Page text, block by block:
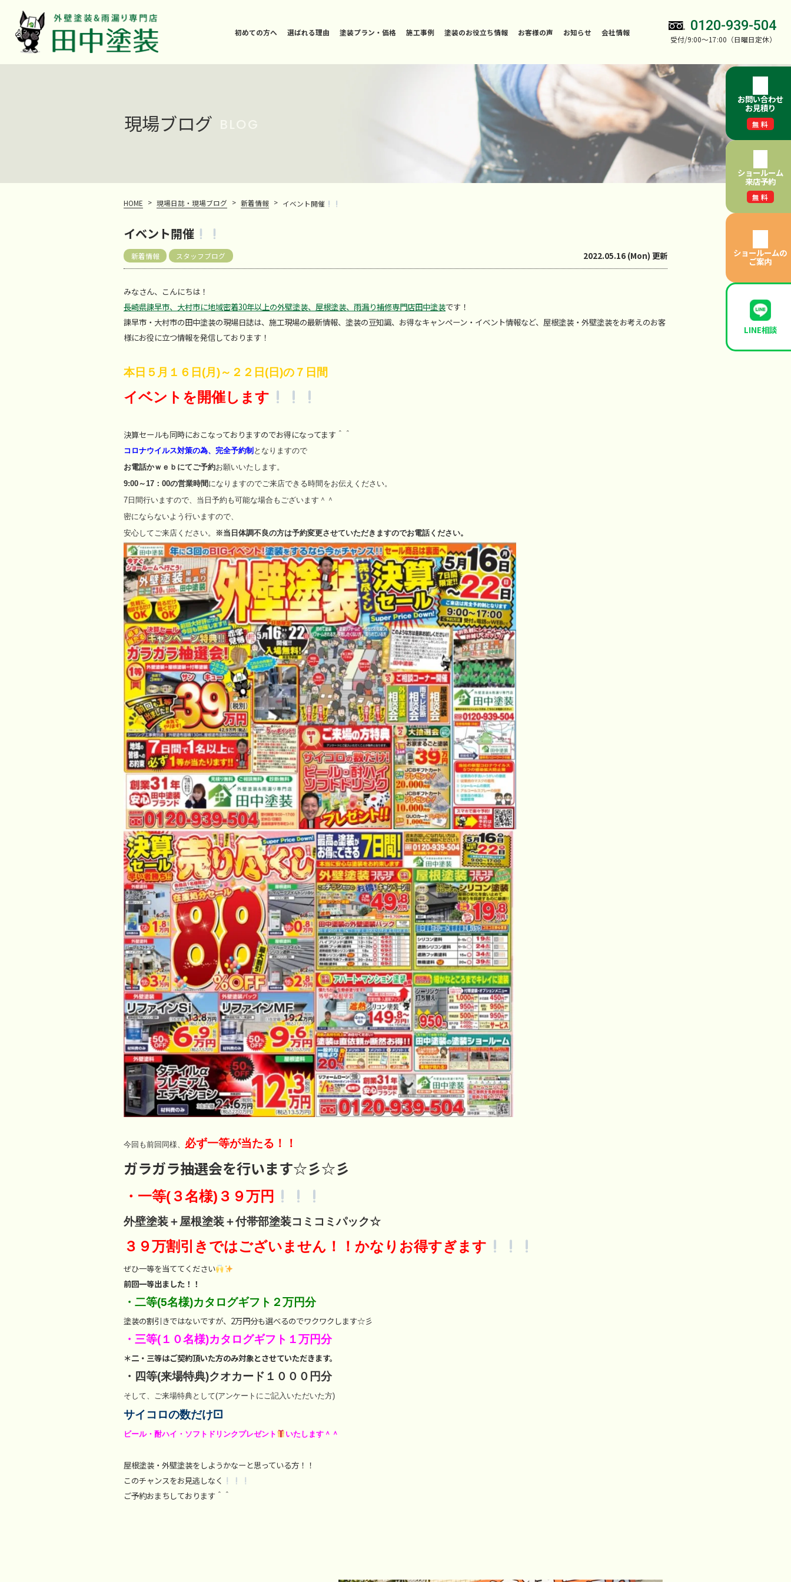
初めての方へ 選ばれる理由 塗装プラン・価格 施工事例 塗装のお役立ち情報 お客様の声 お知らせ 会社情報 0120-939-504
受付/9:00～17:00（日曜日定休）
現場ブログ
HOME > 現場日誌・現場ブログ > 新着情報 > イベント開催
イベント開催
新着情報 スタッフブログ 2022.05.16 (Mon) 更新
みなさん、こんにちは！
長崎県諫早市、大村市に地域密着30年以上の外壁塗装、屋根塗装、雨漏り補修専門店田中塗装です！
諫早市・大村市の田中塗装の現場日誌は、施工現場の最新情報、塗装の豆知識、お得なキャンペーン・イベント情報など、屋根塗装・外壁塗装をお考えのお客
様にお役に立つ情報を発信しております！
本日５月１６日(月)～２２日(日)の７日間
イベントを開催します
決算セールも同時におこなっておりますのでお得になってます＾＾
コロナウイルス対策の為、完全予約制 となりますので
お電話かｗｅｂにてご予約お願いいたします。
9:00～17：00の営業時間 になりますのでご来店できる時間をお伝えください。
7日間行いますので、当日予約も可能な場合もございます＾＾
密にならないよう行いますので、
安心してご来店ください。
※当日体調不良の方は予約変更させていただきますのでお電話ください。
今回も前回同様、 必ず一等が当たる！！
ガラガラ抽選会を行います☆彡☆彡
・一等(３名様)３９万円
外壁塗装＋屋根塗装＋付帯部塗装コミコミパック☆
３９万割引きではございません！！かなりお得すぎます
ぜひ一等を当ててください
前回一等出ました！！
・二等(5名様)カタログギフト２万円分
塗装の割引きではないですが、2万円分も選べるのでワクワクします☆彡
・三等(１０名様)カタログギフト１万円分
＊二・三等はご契約頂いた方のみ対象とさせていただきます。
・四等(来場特典)クオカード１０００円分
そして、ご来場特典として(アンケートにご記入いただいた方)
サイコロの数だけ⚀
ビール・酎ハイ・ソフトドリンクプレゼント いたします＾＾
屋根塗装・外壁塗装をしようかなーと思っている方！！
このチャンスをお見逃しなく
ご予約おまちしております＾＾
お問い合わせ
お見積り
無料
ショールーム
来店予約
無料
ショールームの
ご案内
LINE相談